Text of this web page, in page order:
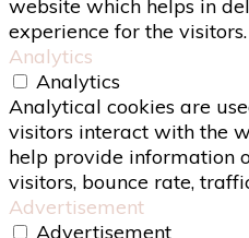
website which helps in
experience for the visitors.
Analytics
Analytics
Analytical cookies are
visitors interact with the
help provide information
visitors, bounce rate,
Advertisement
Advertisement